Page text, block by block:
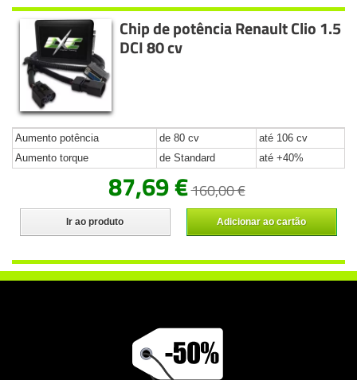
Chip de potência Renault Clio 1.5
DCI 80 cv
Aumento potência de 80 cv
até 106 cv
Aumento torque
de Standard até +40%
87,69 €160,00 €
Ir ao produto Adicionar ao cartão